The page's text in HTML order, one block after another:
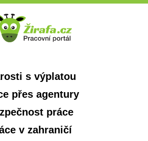
s výplatou
přes agentury
práce
v zahraničí